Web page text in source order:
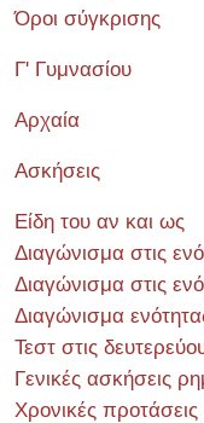
Όροι σύγκρισης
Γ' Γυμνασίου
Αρχαία
Ασκήσεις
Είδη του αν και ως
Διαγώνισμα στις
Διαγώνισμα στις
Διαγώνισμα
Τεστ στις
Γενικές ασκήσεις
Χρονικές προτάσεις